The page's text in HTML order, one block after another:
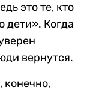
это те, кто
дети». Когда
вернутся.
конечно,